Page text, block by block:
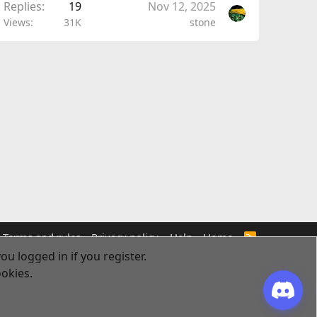
Replies 19
Views 31K
Nov 12, 2025
stone
Terms and rules Privacy policy Help Home
R
logged in if you register.